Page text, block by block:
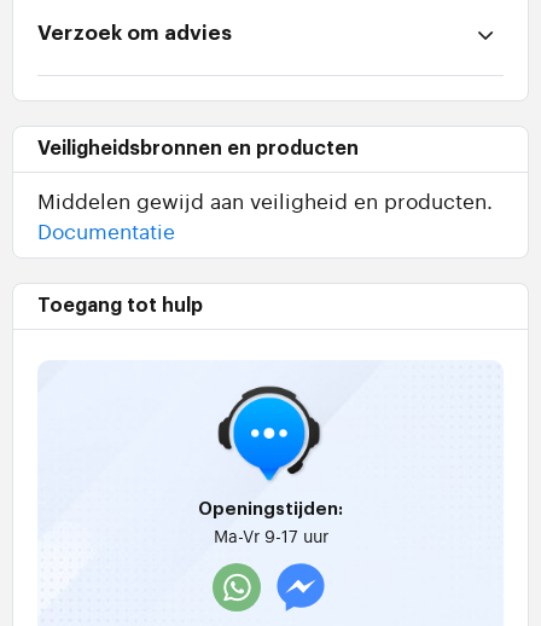
Verzoek om advies
Veiligheidsbronnen en producten
Middelen gewijd aan veiligheid en producten.
Documentatie
Toegang tot hulp
Openingstijden:
Ma-Vr 9-17 uur